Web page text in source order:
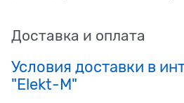
Доставка и оплата
Условия доставки в
"Elekt-M"